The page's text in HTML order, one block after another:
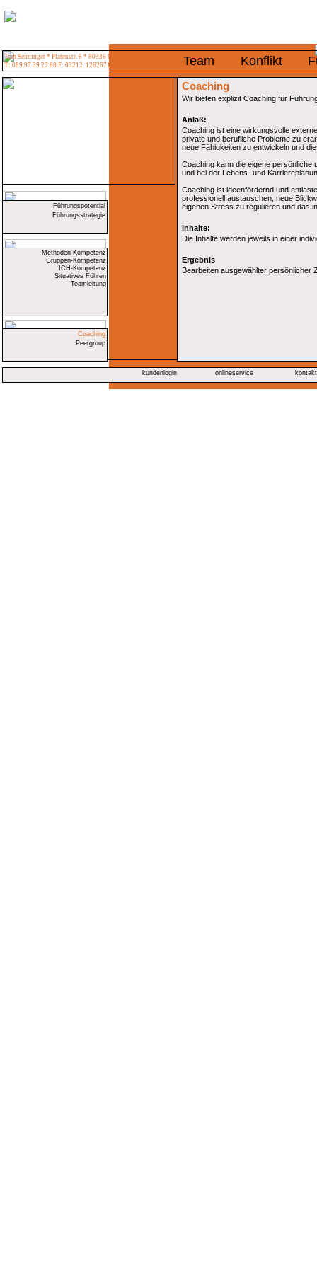
Tom Senninger * Platenstr. 6 * 80336 München
T: 089.97 39 22 88 F: 03212. 1262671
Team Konflikt
Coaching
Wir bieten explizit Coaching für
Anlaß:
Coaching ist eine wirkungsvolle
private und berufliche Probleme zu
neue Fähigkeiten zu entwickeln und
Coaching kann die eigene persönliche
und bei der Lebens- und
Coaching ist ideenfördernd und
professionell austauschen, neue
eigenen Stress zu regulieren und das
Inhalte:
Die Inhalte werden jeweils in einer
Ergebnis
Bearbeiten ausgewählter persönlicher
Führungspotential
Führungsstrategie
Methoden-Kompetenz
Gruppen-Kompetenz
ICH-Kompetenz
Situatives Führen
Teamleitung
Coaching
Peergroup
kundenlogin onlineservice